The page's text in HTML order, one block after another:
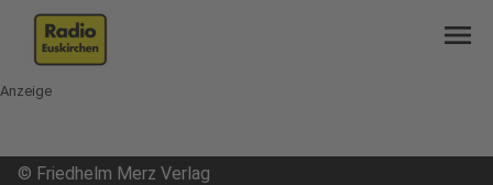
menu
Anzeige
© Friedhelm Merz Verlag